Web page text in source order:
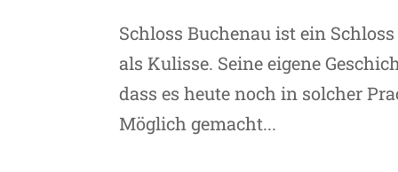
Schloss Buchenau ist ein
als Kulisse. Seine eigene
dass es heute noch in solcher
Möglich gemacht...